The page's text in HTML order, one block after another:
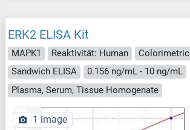
ERK2 ELISA Kit
MAPK1 Reaktivität: Human
Colorimetric
Sandwich ELISA
0.156 ng/mL - 10 ng/mL
Plasma, Serum, Tissue Homogenate
1 image